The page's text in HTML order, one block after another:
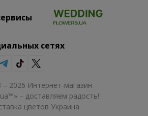
сетях
2026 Интернет-магазин
– доставляем радость!
цветов Украина